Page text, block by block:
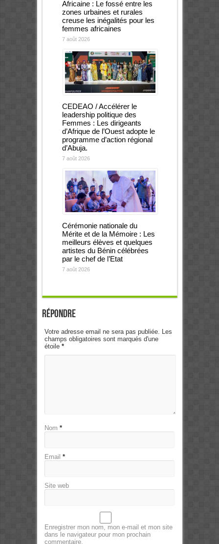
Africaine : Le fossé entre les
zones urbaines et rurales
creuse les inégalités pour les
femmes africaines
7 août 2026
CEDEAO / Accélérer le
leadership politique des
Femmes : Les dirigeants
d’Afrique de l’Ouest adopte le
programme d’action régional
d’Abuja.
7 août 2026
Cérémonie nationale du
Mérite et de la Mémoire : Les
meilleurs élèves et quelques
artistes du Bénin célébrées
par le chef de l’Etat
7 août 2026
Répondre
Votre adresse email ne sera pas publiée. Les
champs obligatoires sont marqués d'une
étoile *
Nom *
Email *
Site web
Enregistrer mon nom, mon e-mail et mon site
dans le navigateur pour mon prochain
commentaire.